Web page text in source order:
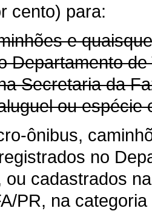
cento) para:
e
Departamento
Secretaria da
ou espécie
ônibus,
no
ou cadastrados
PR, na